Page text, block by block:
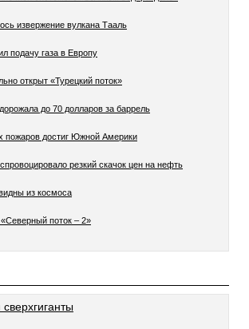
извержение вулкана Тааль
подачу газа в Европу
открыт «Турецкий поток»
до 70 долларов за баррель
пожаров достиг Южной Америки
резкий скачок цен на нефть
из космоса
«Северный поток – 2»